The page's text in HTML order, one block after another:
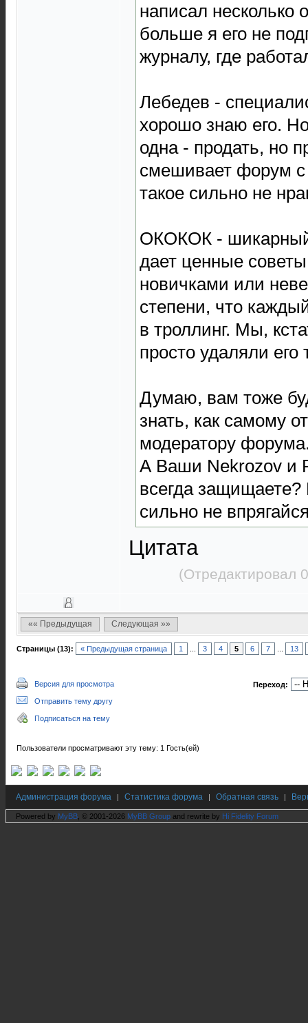
написал несколько
больше я его не
журналу, где
Лебедев -
хорошо знаю его.
одна - продать, но
смешивает форум с
такое сильно не
ОКОКОК - шикарный
дает ценные
новичками или
степени, что
в троллинг. Мы,
просто удаляли его
Думаю, вам тоже
знать, как самому
модератору
А Ваши Nekrozov и
всегда
сильно не
Цитата
(Отредактировал
«« Предыдущая Следующая »»
Страницы (13): « Предыдущая страница 1 3 4 5 6 7 13
Версия для просмотра
Отправить тему другу
Подписаться на тему
Переход:
Пользователи просматривают эту тему: 1 Гость(ей)
Администрация форума | Статистика форума | Обратная связь |
Powered by MyBB , © 2001-2026 MyBB Group and rewrite by Hi Fidelity Forum